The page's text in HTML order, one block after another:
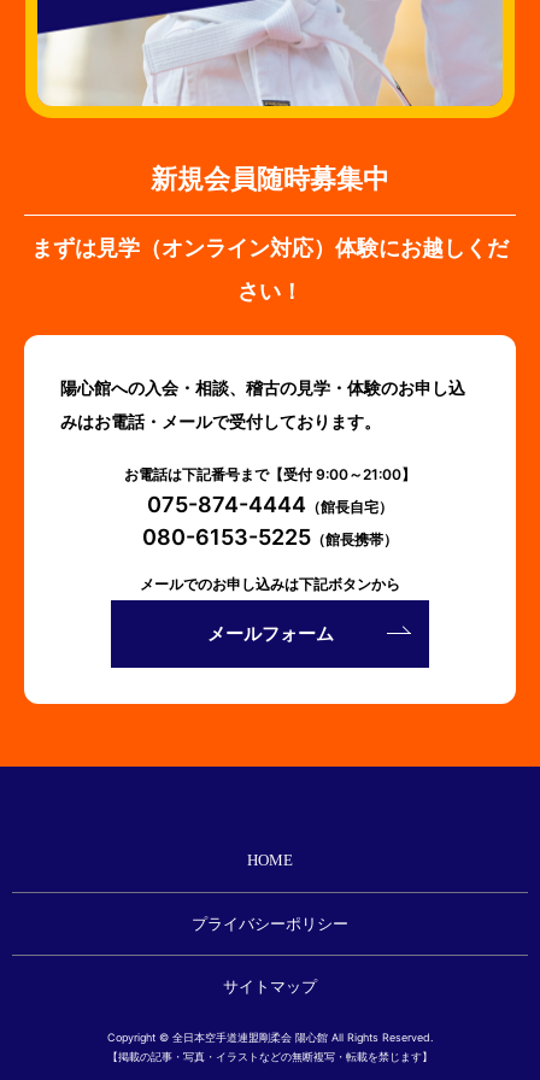
新規会員随時募集中
まずは見学（オンライン対応）体験にお越しくだ
さい！
陽心館への入会・相談、稽古の見学・体験のお申し込
みはお電話・メールで受付しております。
お電話は下記番号まで【受付 9:00～21:00】
075-874-4444 （館長自宅）
080-6153-5225 （館長携帯）
メールでのお申し込みは下記ボタンから
メールフォーム
HOME
プライバシーポリシー
サイトマップ
Copyright © 全日本空手道連盟剛柔会 陽心館 All Rights Reserved.
【掲載の記事・写真・イラストなどの無断複写・転載を禁じます】